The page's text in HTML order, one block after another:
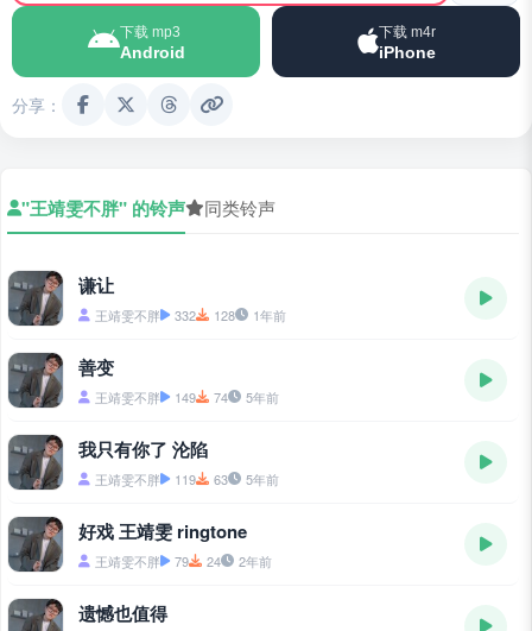
下载 mp3
Android
下载 m4r
iPhone
分享：
"王靖雯不胖" 的铃声 同类铃声
谦让
王靖雯不胖 332 128 1年前
善变
王靖雯不胖 149 74 5年前
我只有你了 沦陷
王靖雯不胖 119 63 5年前
好戏 王靖雯 ringtone
王靖雯不胖 79 24 2年前
遗憾也值得